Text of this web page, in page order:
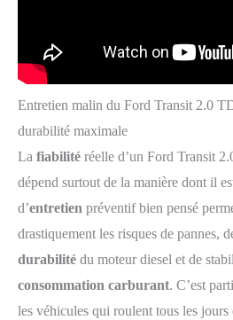
Entretien malin du Ford Transit 2.0
durabilité maximale
La fiabilité réelle d’un Ford Transit
dépend surtout de la manière dont il
d’entretien préventif bien pensé
drastiquement les risques de pannes,
durabilité du moteur diesel et de
consommation carburant. C’est
les véhicules qui roulent tous les jours